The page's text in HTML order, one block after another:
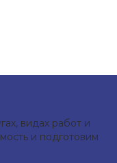
видах работ и
и подготовим